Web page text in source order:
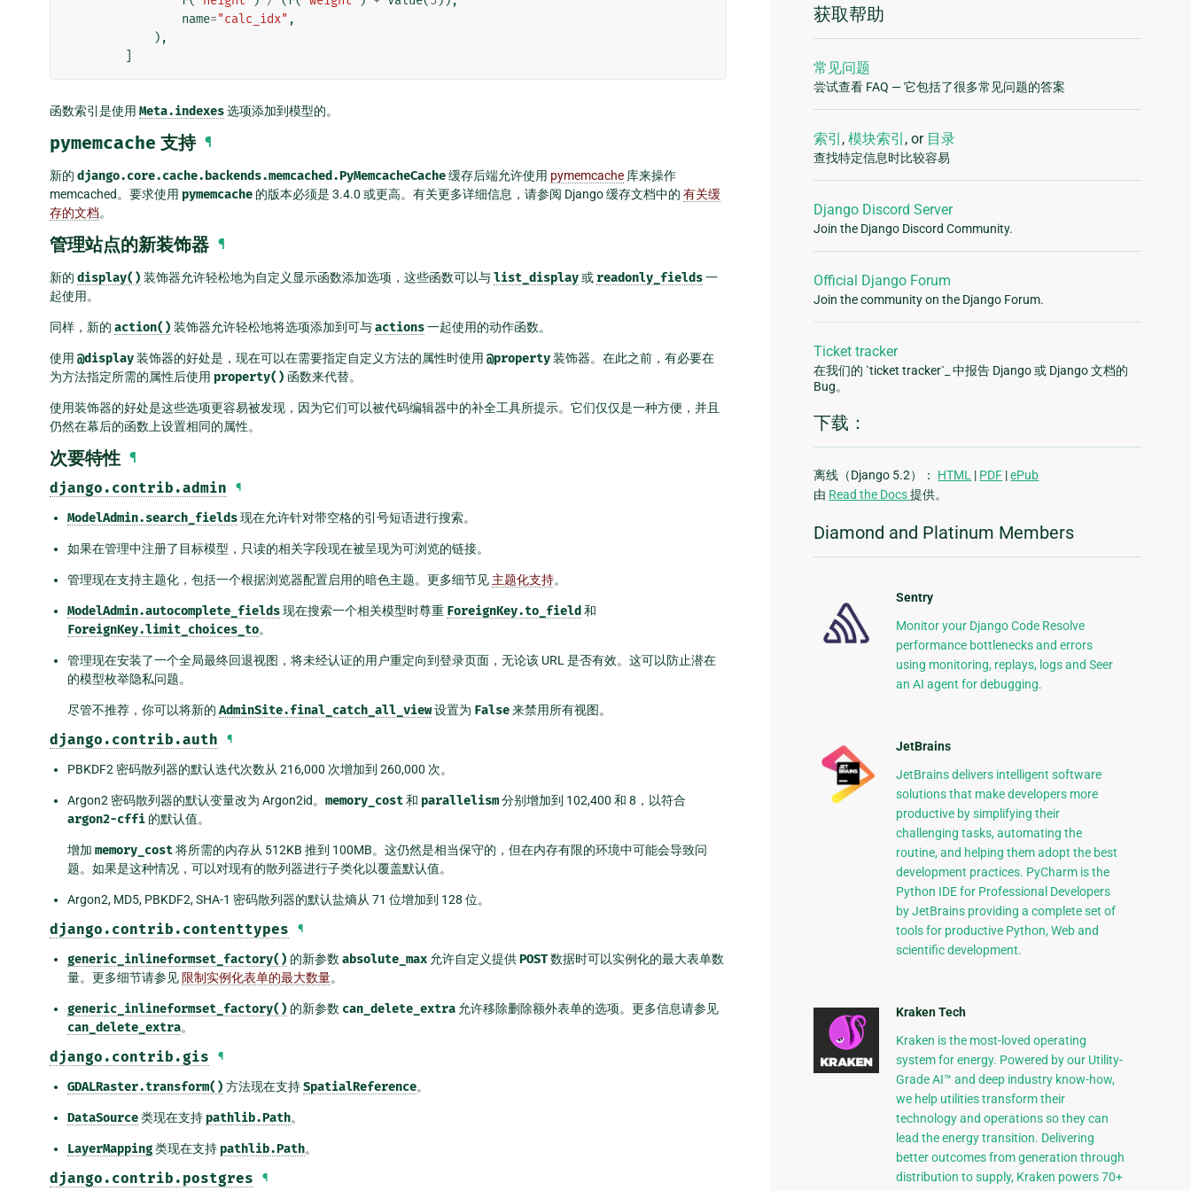
name="calc_idx" ,
),
函数索引是使用 Meta.indexes选项添加到模型的。
pymemcache 支持 ¶
新的 django.core.cache.backends.memcached.PyMemcacheCache缓存后端允许使用 pymemcache 库来操作
memcached。要求使用 pymemcache 的版本必须是 3.4.0 或更高。有关更多详细信息，请参阅 Django 缓存文档中的 有关缓
存的文档。
管理站点的新装饰器 ¶
新的 display() 装饰器允许轻松地为自定义显示函数添加选项，这些函数可以与list_display或 readonly_fields一
起使用。
同样，新的 action() 装饰器允许轻松地将选项添加到可与actions一起使用的动作函数。
使用 @display装饰器的好处是，现在可以在需要指定自定义方法的属性时使用 @property装饰器。在此之前，有必要在
为方法指定所需的属性后使用 property() 函数来代替。
使用装饰器的好处是这些选项更容易被发现，因为它们可以被代码编辑器中的补全工具所提示。它们仅仅是一种方便，并且
仍然在幕后的函数上设置相同的属性。
次要特性 ¶
django.contrib.admin
¶
ModelAdmin.search_fields现在允许针对带空格的引号短语进行搜索。
如果在管理中注册了目标模型，只读的相关字段现在被呈现为可浏览的链接。
管理现在支持主题化，包括一个根据浏览器配置启用的暗色主题。更多细节见 主题化支持。
ModelAdmin.autocomplete_fields现在搜索一个相关模型时尊重 ForeignKey.to_field 和
ForeignKey.limit_choices_to。
管理现在安装了一个全局最终回退视图，将未经认证的用户重定向到登录页面，无论该 URL 是否有效。这可以防止潜在
的模型枚举隐私问题。
尽管不推荐，你可以将新的 AdminSite.final_catch_all_view设置为 False来禁用所有视图。
django.contrib.auth ¶
PBKDF2 密码散列器的默认迭代次数从 216,000 次增加到 260,000 次。
Argon2 密码散列器的默认变量改为 Argon2id。 memory_cost和 parallelism分别增加到 102,400 和 8，以符合
argon2-cffi 的默认值。
增加 memory_cost将所需的内存从 512KB 推到 100MB。这仍然是相当保守的，但在内存有限的环境中可能会导致问
题。如果是这种情况，可以对现有的散列器进行子类化以覆盖默认值。
Argon2, MD5, PBKDF2, SHA-1 密码散列器的默认盐熵从 71 位增加到 128 位。
django.contrib.contenttypes ¶
generic_inlineformset_factory() 的新参数 absolute_max 允许自定义提供POST数据时可以实例化的最大表单数
量。更多细节请参见 限制实例化表单的最大数量。
generic_inlineformset_factory() 的新参数 can_delete_extra 允许移除删除额外表单的选项。更多信息请参见
can_delete_extra。
django.contrib.gis ¶
GDALRaster.transform() 方法现在支持SpatialReference。
DataSource类现在支持 pathlib.Path。
LayerMapping类现在支持 pathlib.Path。
django.contrib.postgres ¶
获取帮助
常见问题
尝试查看 FAQ — 它包括了很多常见问题的答案
索引 ,模块索引 , or 目录
查找特定信息时比较容易
Django Discord Server
Join the Django Discord Community.
Official Django Forum
Join the community on the Django Forum.
Ticket tracker
在我们的 `ticket tracker`_ 中报告 Django 或 Django 文档的
Bug。
下载：
离线（Django 5.2）： HTML | PDF |ePub
由 Read the Docs提供。
Diamond and Platinum Members
Sentry
Monitor your Django Code Resolve
performance bottlenecks and errors
using monitoring, replays, logs and Seer
an AI agent for debugging.
JetBrains
JetBrains delivers intelligent software
solutions that make developers more
productive by simplifying their
challenging tasks, automating the
routine, and helping them adopt the best
development practices. PyCharm is the
Python IDE for Professional Developers
by JetBrains providing a complete set of
tools for productive Python, Web and
scientific development.
Kraken Tech
Kraken is the most-loved operating
system for energy. Powered by our Utility-
Grade AI™ and deep industry know-how,
we help utilities transform their
technology and operations so they can
lead the energy transition. Delivering
better outcomes from generation through
distribution to supply, Kraken powers 70+